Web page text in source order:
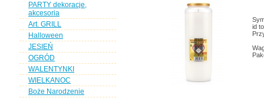
PARTY dekoracje,
akcesoria
Art. GRILL
Halloween
JESIEŃ
OGRÓD
WALENTYNKI
WIELKANOC
Boże Narodzenie
id